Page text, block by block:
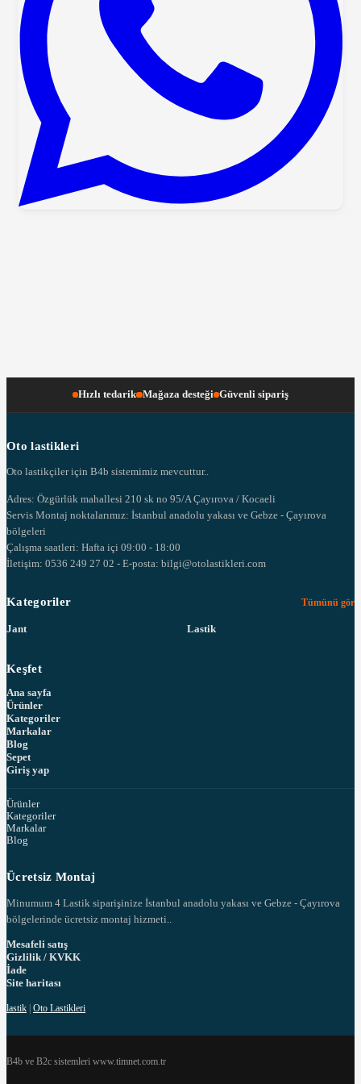
Hızlı tedarik Mağaza desteği Güvenli sipariş
Oto lastikleri
Oto lastikçiler için B4b sistemimiz mevcuttur..
Adres: Özgürlük mahallesi 210 sk no 95/A Çayırova / Kocaeli
Servis Montaj noktalarımız: İstanbul anadolu yakası ve Gebze - Çayırova
bölgeleri
Çalışma saatleri: Hafta içi 09:00 - 18:00
İletişim: 0536 249 27 02 - E-posta: bilgi@otolastikleri.com
Kategoriler Tümünü gör
Jant Lastik
Keşfet
Ana sayfa
Ürünler
Kategoriler
Markalar
Blog
Sepet
Giriş yap
Ürünler
Kategoriler
Markalar
Blog
Ücretsiz Montaj
Minumum 4 Lastik siparişinize İstanbul anadolu yakası ve Gebze - Çayırova
bölgelerinde ücretsiz montaj hizmeti..
Mesafeli satış
Gizlilik / KVKK
İade
Site haritası
lastik | Oto Lastikleri
B4b ve B2c sistemleri www.timnet.com.tr